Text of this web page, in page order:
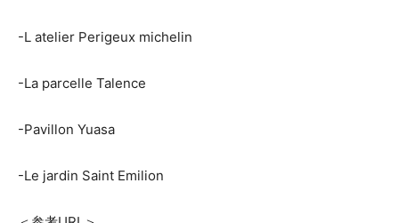
-L atelier Perigeux michelin
-La parcelle Talence
-Pavillon Yuasa
-Le jardin Saint Emilion